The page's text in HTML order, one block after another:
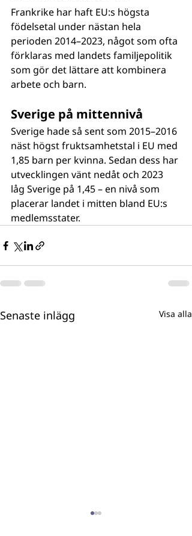
Frankrike har haft EU:s högsta
födelsetal under nästan hela
perioden 2014–2023, något som ofta
förklaras med landets familjepolitik
som gör det lättare att kombinera
arbete och barn.
Sverige på mittennivå
Sverige hade så sent som 2015–2016
näst högst fruktsamhetstal i EU med
1,85 barn per kvinna. Sedan dess har
utvecklingen vänt nedåt och 2023
låg Sverige på 1,45 – en nivå som
placerar landet i mitten bland EU:s
medlemsstater.
Senaste inlägg Visa alla